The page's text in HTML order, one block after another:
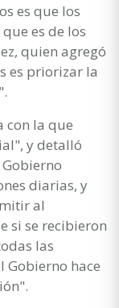
es que los
es de los
quien agregó
es priorizar la
con la que
y detalló
diarias, y
al
si se recibieron
las
Gobierno hace